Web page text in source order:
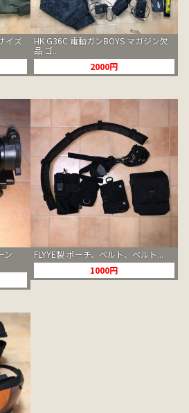
イズ
HK G36C 電動ガンBOYS マガジン欠
品 ゴ...
2000円
ン
FLYYE製 ポーチ、ベルト、ベルト...
1000円